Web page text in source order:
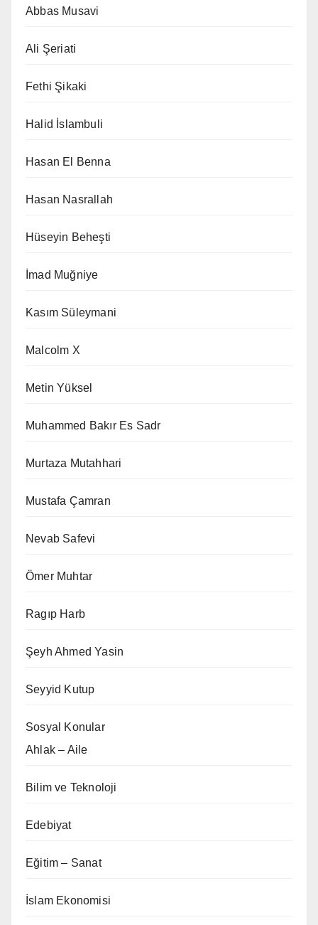
Abbas Musavi
Ali Şeriati
Fethi Şikaki
Halid İslambuli
Hasan El Benna
Hasan Nasrallah
Hüseyin Beheşti
İmad Muğniye
Kasım Süleymani
Malcolm X
Metin Yüksel
Muhammed Bakır Es Sadr
Murtaza Mutahhari
Mustafa Çamran
Nevab Safevi
Ömer Muhtar
Ragıp Harb
Şeyh Ahmed Yasin
Seyyid Kutup
Sosyal Konular
Ahlak – Aile
Bilim ve Teknoloji
Edebiyat
Eğitim – Sanat
İslam Ekonomisi